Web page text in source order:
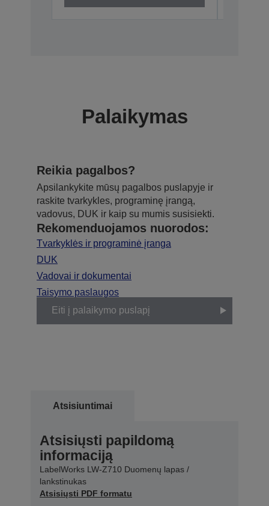
Palaikymas
Reikia pagalbos?
Apsilankykite mūsų pagalbos puslapyje ir
raskite tvarkykles, programinę įrangą,
vadovus, DUK ir kaip su mumis susisiekti.
Rekomenduojamos nuorodos:
Tvarkyklės ir programinė įranga
DUK
Vadovai ir dokumentai
Taisymo paslaugos
Eiti į palaikymo puslapį
Atsisiuntimai
Atsisiųsti papildomą
informaciją
LabelWorks LW-Z710 Duomenų lapas /
lankstinukas
Atsisiųsti PDF formatu